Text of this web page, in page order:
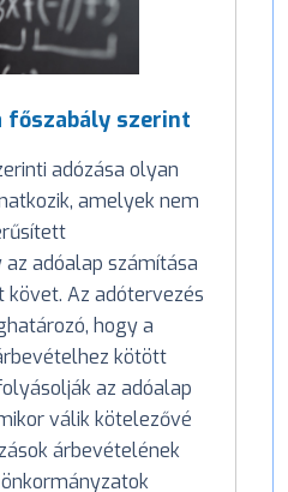
főszabály szerint
adózása olyan
amelyek nem
adóalap számítása
követ. Az adótervezés
hogy a
kötött
az adóalap
válik kötelezővé
árbevételének